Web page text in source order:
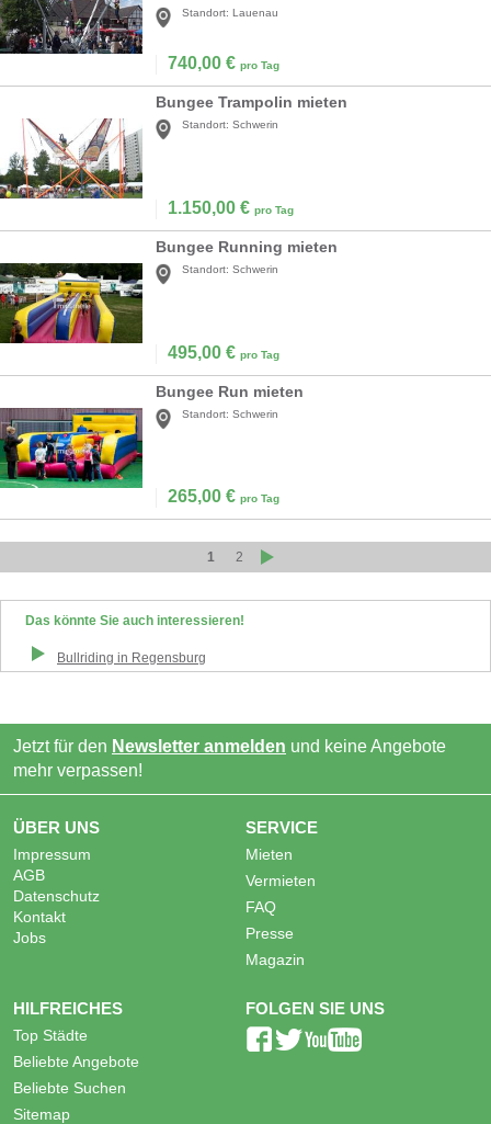
Standort: Lauenau
740,00 € pro Tag
Bungee Trampolin mieten
Standort: Schwerin
1.150,00 € pro Tag
Bungee Running mieten
Standort: Schwerin
495,00 € pro Tag
Bungee Run mieten
Standort: Schwerin
265,00 € pro Tag
1 2
Das könnte Sie auch interessieren!
Bullriding in Regensburg
Jetzt für den Newsletter anmelden und keine Angebote
mehr verpassen!
ÜBER UNS
Impressum
AGB
Datenschutz
Kontakt
Jobs
SERVICE
Mieten
Vermieten
FAQ
Presse
Magazin
HILFREICHES
Top Städte
Beliebte Angebote
Beliebte Suchen
Sitemap
FOLGEN SIE UNS